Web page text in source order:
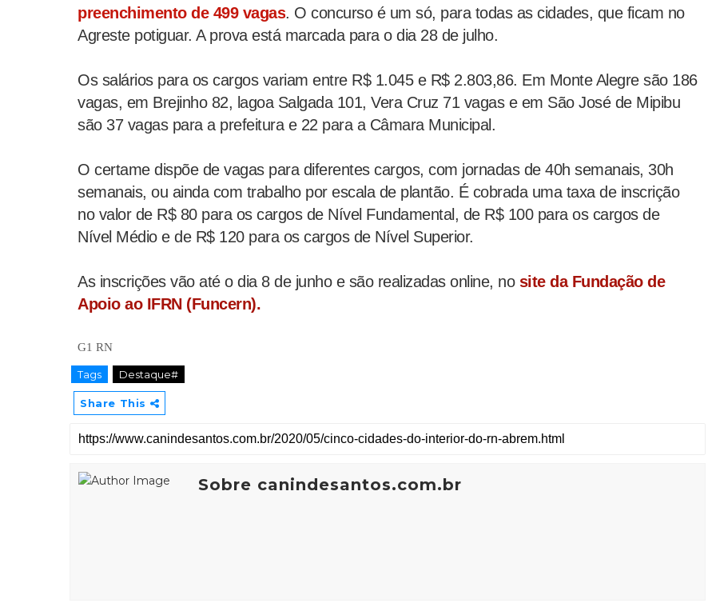
preenchimento de 499 vagas. O concurso é um só, para todas as cidades, que ficam no
Agreste potiguar. A prova está marcada para o dia 28 de julho.
Os salários para os cargos variam entre R$ 1.045 e R$ 2.803,86. Em Monte Alegre são 186
vagas, em Brejinho 82, lagoa Salgada 101, Vera Cruz 71 vagas e em São José de Mipibu
são 37 vagas para a prefeitura e 22 para a Câmara Municipal.
O certame dispõe de vagas para diferentes cargos, com jornadas de 40h semanais, 30h
semanais, ou ainda com trabalho por escala de plantão. É cobrada uma taxa de inscrição
no valor de R$ 80 para os cargos de Nível Fundamental, de R$ 100 para os cargos de
Nível Médio e de R$ 120 para os cargos de Nível Superior.
As inscrições vão até o dia 8 de junho e são realizadas online, no site da Fundação de
Apoio ao IFRN (Funcern).
G1 RN
Tags Destaque#
Share This
Sobre canindesantos.com.br